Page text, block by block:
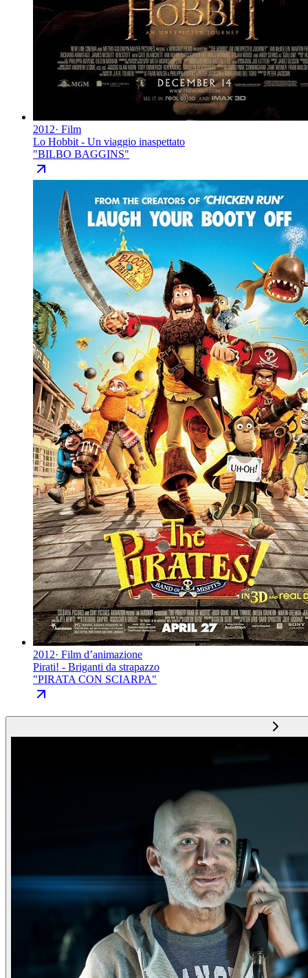
2012· Film
Lo Hobbit - Un viaggio inaspettato
"BILBO BAGGINS"
2012· Film d’animazione
Pirati! - Briganti da strapazzo
"PIRATA CON SCIARPA"